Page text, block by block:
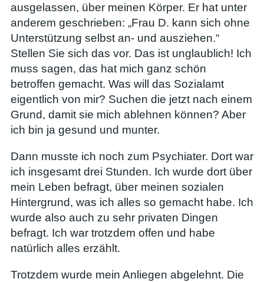
ausgelassen, über meinen Körper. Er hat unter
anderem geschrieben: „Frau D. kann sich ohne
Unterstützung selbst an- und ausziehen.“
Stellen Sie sich das vor. Das ist unglaublich! Ich
muss sagen, das hat mich ganz schön
betroffen gemacht. Was will das Sozialamt
eigentlich von mir? Suchen die jetzt nach einem
Grund, damit sie mich ablehnen können? Aber
ich bin ja gesund und munter.
Dann musste ich noch zum Psychiater. Dort war
ich insgesamt drei Stunden. Ich wurde dort über
mein Leben befragt, über meinen sozialen
Hintergrund, was ich alles so gemacht habe. Ich
wurde also auch zu sehr privaten Dingen
befragt. Ich war trotzdem offen und habe
natürlich alles erzählt.
Trotzdem wurde mein Anliegen abgelehnt. Die